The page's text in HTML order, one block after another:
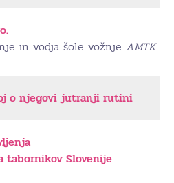
in vodja šole vožnje AMTK
o njegovi jutranji rutini
tabornikov Slovenije